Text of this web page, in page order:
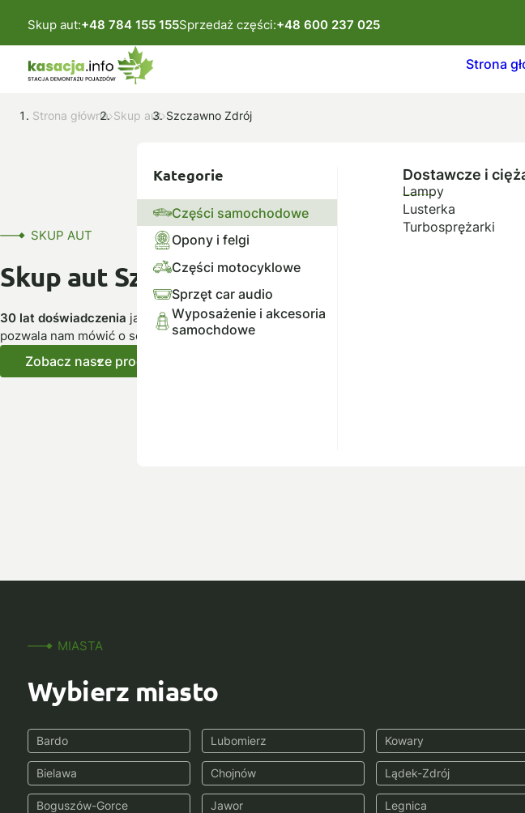
Skup aut:+48 784 155 155Sprzedaż części:+48 600 237 025
Strona
Kategorie
Części samochodowe
Opony i felgi
Części motocyklowe
Sprzęt car audio
Wyposażenie i akcesoria
samochdowe
Dostawcze i
Lampy
Lusterka
Turbosprężarki
Strona główna Skup aut Szczawno Zdrój
SKUP AUT
Skup aut Szczawno-Zdrój
30 lat doświadczenia jako autoryzowana stacja demontażu pojazdów,
pozwala nam mówić o sobie – profesjonaliści.
Zobacz nasze produkty
MIASTA
Wybierz miasto
Bardo
Bielawa
Boguszów-Gorce
Lubomierz
Chojnów
Jawor
Kowary
Lądek-Zdrój
Legnica